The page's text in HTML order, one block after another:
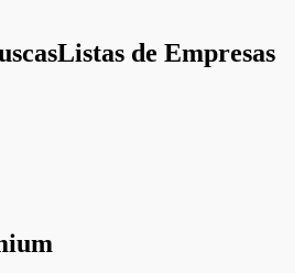
Listas de Empresas